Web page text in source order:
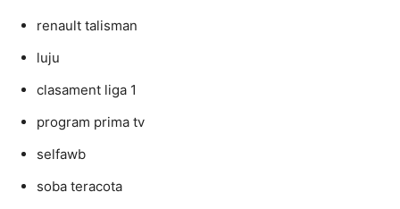
renault talisman
luju
clasament liga 1
program prima tv
selfawb
soba teracota